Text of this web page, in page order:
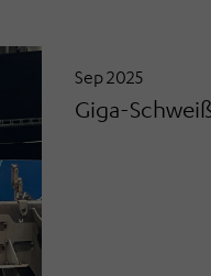
Sep 2025
Giga-